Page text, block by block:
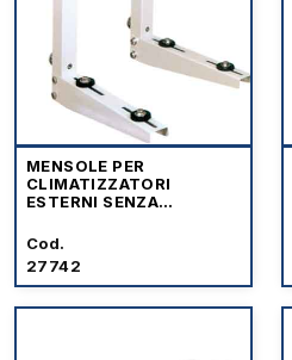
MENSOLE PER
CLIMATIZZATORI
ESTERNI SENZA
Cod.
27742